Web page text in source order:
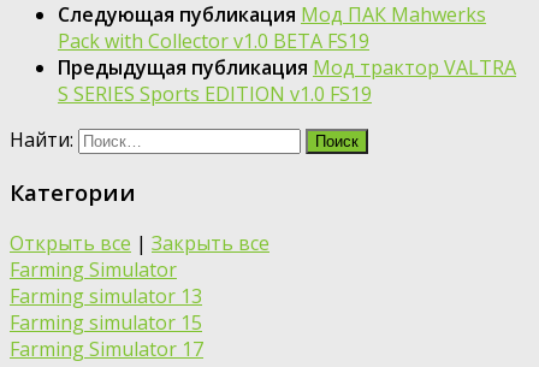
Следующая публикация Moд ПАК Mahwerks
Pack with Collector v1.0 BETA FS19
Предыдущая публикация Moд трактор VALTRA
S SERIES Sports EDITION v1.0 FS19
Найти:
Категории
Открыть все | Закрыть все
Farming Simulator
Farming simulator 13
Farming simulator 15
Farming Simulator 17